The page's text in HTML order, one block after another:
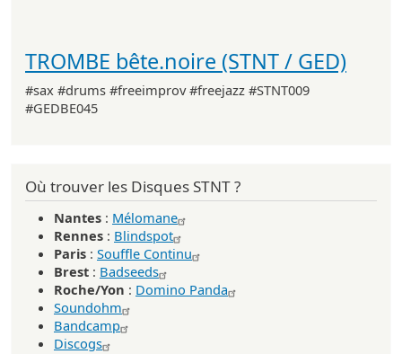
TROMBE bête.noire (STNT / GED)
#sax #drums #freeimprov #freejazz #STNT009
#GEDBE045
Où trouver les Disques STNT ?
Nantes : Mélomane
Rennes : Blindspot
Paris : Souffle Continu
Brest : Badseeds
Roche/Yon : Domino Panda
Soundohm
Bandcamp
Discogs